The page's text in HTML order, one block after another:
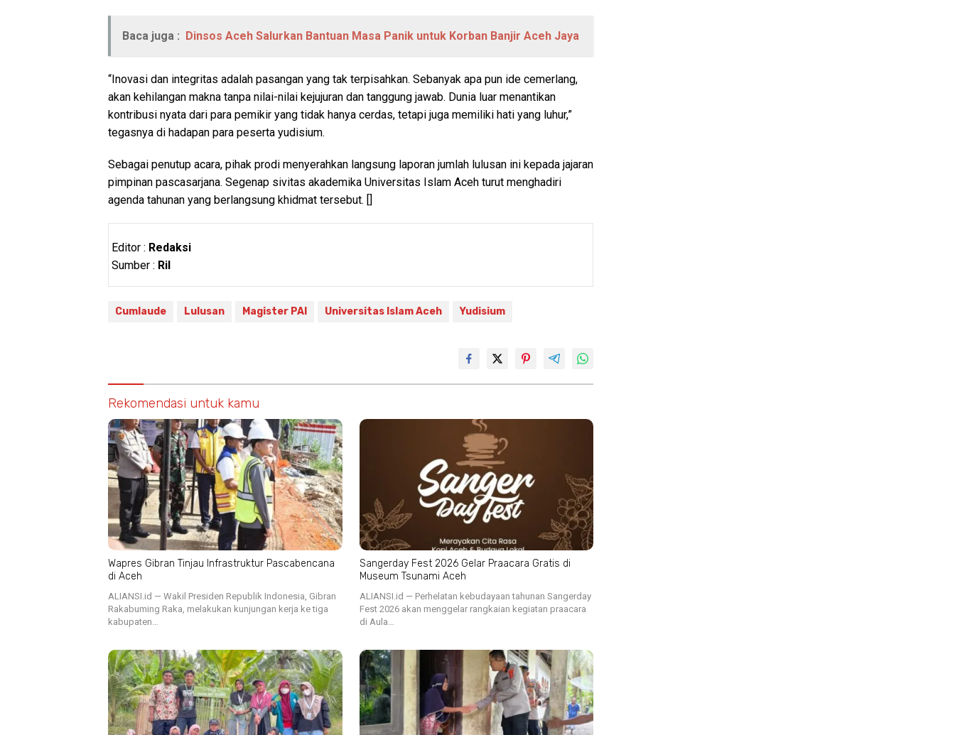
Baca juga : Dinsos Aceh Salurkan Bantuan Masa Panik untuk Korban Banjir Aceh Jaya
“Inovasi dan integritas adalah pasangan yang tak terpisahkan. Sebanyak apa pun ide cemerlang,
akan kehilangan makna tanpa nilai-nilai kejujuran dan tanggung jawab. Dunia luar menantikan
kontribusi nyata dari para pemikir yang tidak hanya cerdas, tetapi juga memiliki hati yang luhur,”
tegasnya di hadapan para peserta yudisium.
Sebagai penutup acara, pihak prodi menyerahkan langsung laporan jumlah lulusan ini kepada jajaran
pimpinan pascasarjana. Segenap sivitas akademika Universitas Islam Aceh turut menghadiri
agenda tahunan yang berlangsung khidmat tersebut. []
Editor : Redaksi
Sumber : Ril
Cumlaude Lulusan Magister PAI Universitas Islam Aceh Yudisium
Rekomendasi untuk kamu
Wapres Gibran Tinjau Infrastruktur Pascabencana
di Aceh
ALIANSI.id — Wakil Presiden Republik Indonesia, Gibran
Rakabuming Raka, melakukan kunjungan kerja ke tiga
kabupaten…
Sangerday Fest 2026 Gelar Praacara Gratis di
Museum Tsunami Aceh
ALIANSI.id — Perhelatan kebudayaan tahunan Sangerday
Fest 2026 akan menggelar rangkaian kegiatan praacara
di Aula…